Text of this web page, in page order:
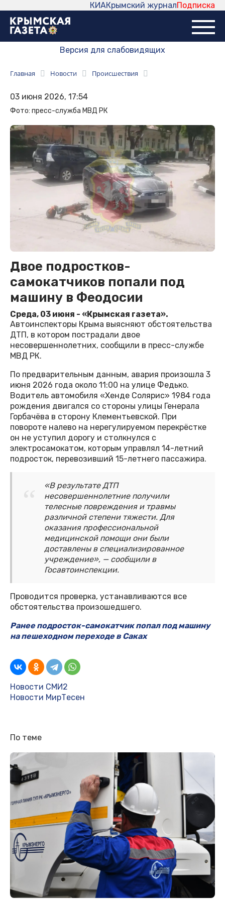
Подписка
Крымский журнал
КИА
Версия для слабовидящих
Главная Новости Происшествия
03 июня 2026, 17:54
Фото: пресс-служба МВД РК
Двое подростков-
самокатчиков попали под
машину в Феодосии
Среда, 03 июня - «Крымская газета».
Автоинспекторы Крыма выясняют обстоятельства
ДТП, в котором пострадали двое
несовершеннолетних, сообщили в пресс-службе
МВД РК.
По предварительным данным, авария произошла 3
июня 2026 года около 11:00 на улице Федько.
Водитель автомобиля «Хенде Солярис» 1984 года
рождения двигался со стороны улицы Генерала
Горбачёва в сторону Клементьевской. При
повороте налево на нерегулируемом перекрёстке
он не уступил дорогу и столкнулся с
электросамокатом, которым управлял 14-летний
подросток, перевозивший 15-летнего пассажира.
«В результате ДТП
несовершеннолетние получили
телесные повреждения и травмы
различной степени тяжести. Для
оказания профессиональной
медицинской помощи они были
доставлены в специализированное
учреждение», — сообщили в
Госавтоинспекции.
Проводится проверка, устанавливаются все
обстоятельства произошедшего.
Ранее подросток-самокатчик попал под машину
на пешеходном переходе в Саках
Новости СМИ2
Новости МирТесен
По теме